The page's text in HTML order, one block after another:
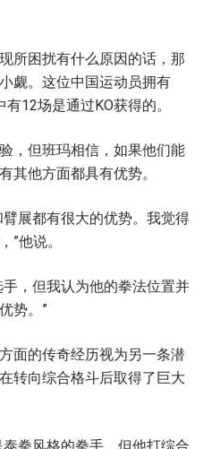
所困扰有什么原因的话，那
觑。这位中国运动员拥有
12场是通过KO获得的。
，但班玛相信，如果他们能
其他方面都具有优势。
展都有很大的优势。我觉得
”他说。
，但我认为他的拳法位置并
势。”
面的传奇经历视为另一条潜
转向综合格斗后取得了巨大
拳风格的拳手，但他打综合